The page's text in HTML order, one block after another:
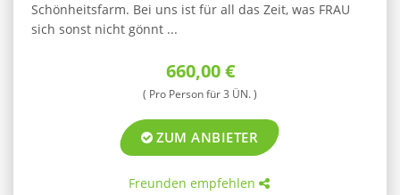
Schönheitsfarm. Bei uns ist für all das Zeit, was FRAU
sich sonst nicht gönnt ...
660,00 €
( Pro Person für 3 ÜN. )
ZUM ANBIETER
Freunden empfehlen